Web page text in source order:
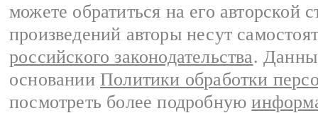
можете обратиться на его авторской
произведений авторы несут
российского законодательства.
основании Политики обработки
посмотреть более подробную